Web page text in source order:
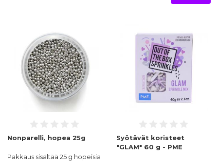
Nonparelli, hopea 25g
Pakkaus sisältää 25 g hopeisia
Syötävät koristeet
"GLAM" 60 g - PME